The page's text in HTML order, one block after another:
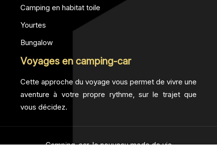
Camping en habitat toile
Yourtes
Bungalow
Voyages en camping-car
Cette approche du voyage vous permet de vivre une
aventure à votre propre rythme, sur le trajet que
vous décidez.